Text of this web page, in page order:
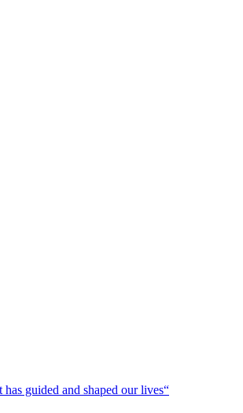
guided and shaped our lives“